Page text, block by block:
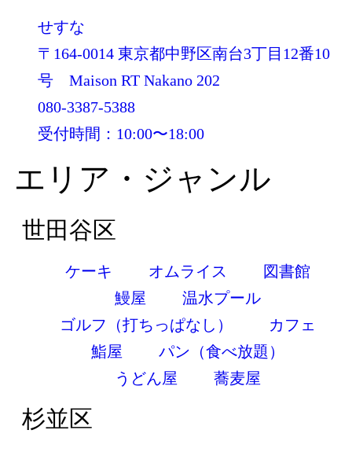
せすな
〒164-0014 東京都中野区南台3丁目12番10
号 Maison RT Nakano 202
080-3387-5388
受付時間：10:00〜18:00
エリア・ジャンル
世田谷区
ケーキ オムライス
図書館
鰻屋
温水プール
ゴルフ（打ちっぱなし）
カフェ
鮨屋
パン（食べ放題）
うどん屋
蕎麦屋
杉並区